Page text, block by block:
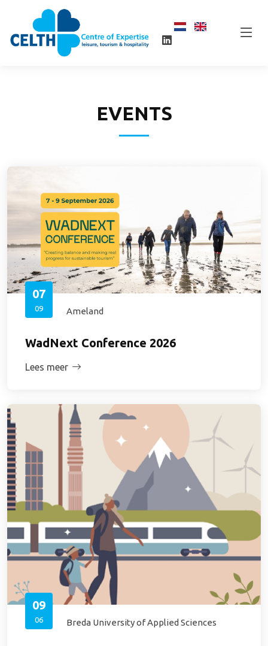
EVENTS
07
09 Ameland
WadNext Conference 2026
Lees meer
09
06 Breda University of Applied Sciences